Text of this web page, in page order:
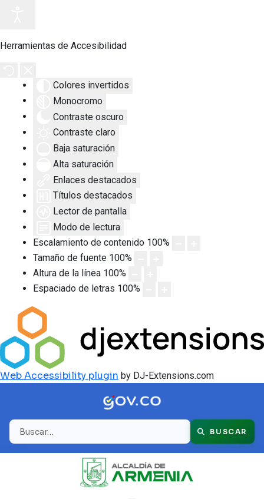
Herramientas de Accesibilidad
Colores invertidos
Monocromo
Contraste oscuro
Contraste claro
Baja saturación
Alta saturación
Enlaces destacados
Títulos destacados
Lector de pantalla
Modo de lectura
Escalamiento de contenido 100%
Tamaño de fuente 100%
Altura de la línea 100%
Espaciado de letras 100%
Web Accessibility plugin by DJ-Extensions.com
Buscar BUSCAR